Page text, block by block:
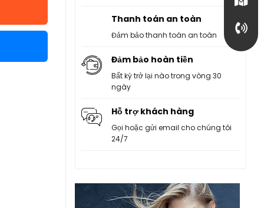
Thanh toán an toàn
Đảm bảo thanh toán an toàn
Đảm bảo hoàn tiền
Bất kỳ trở lại nào trong vòng 30
ngày
Hỗ trợ khách hàng
Gọi hoặc gửi email cho chúng tôi
24/7